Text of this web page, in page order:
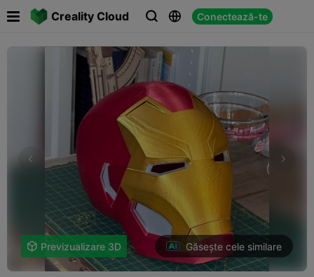
Creality Cloud   Conectează-te
 
 Previzualizare 3D Găsește cele similare